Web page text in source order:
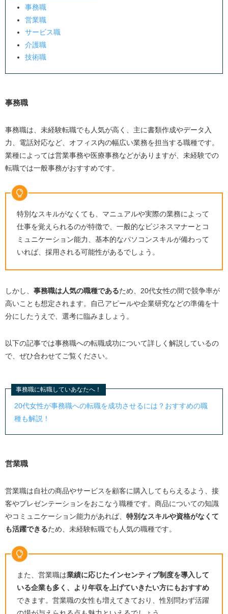
事務職
営業職
サービス職
介護職
技術職
事務職
事務職は、未経験転職でも人気が高く、主に書類作成やデータ入
力、電話対応など、オフィス内の幅広い業務を担当する職種です。
業種によっては営業事務や医療事務などがありますが、未経験での
転職では一般事務がおすすめです。
特別なスキルがなくても、マニュアルや実際の業務によって
仕事を覚えられるのが特徴で、一般的なビジネスマナーとコ
ミュニケーション能力、基本的なパソコンスキルが備わって
いれば、採用される可能性があるでしょう。
しかし、 事務職は人気の職種であるため、 20代女性の間で競争率が
高いことも想定されます。自己アピールや企業研究などの準備を十
分にしたうえで、選考に臨みましょう。
以下の記事では事務職への転職成功について詳しく解説しているの
で、ぜひ合わせてご覧ください。
事務職に転職していあなたへ！
20代女性が事務職への転職を成功させるには？おすすめの職
種も解説！
営業職
営業職は自社の商品やサービスを顧客に購入してもらえるよう、接
客やプレゼンテーションをおこなう職種です。商品についての知識
やコミュニケーション能力があれば、 特別なスキルや資格がなくて
も活躍できるため、未経験転職でも人気の職種です。
また、営業職は業績に応じたインセンティブ制度を導入して
いる企業も多く、より年収を上げていきたい方にもおすすめ
できます。営業職の女性も増えてきており、性別問わず活躍